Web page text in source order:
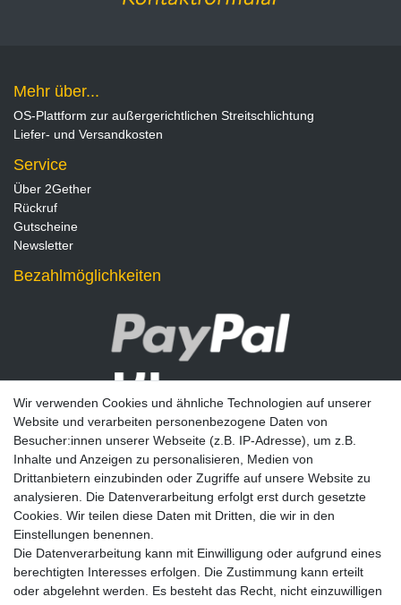
Mehr über...
OS-Plattform zur außergerichtlichen Streitschlichtung
Liefer- und Versandkosten
Service
Über 2Gether
Rückruf
Gutscheine
Newsletter
Bezahlmöglichkeiten
Newsletter
E-MAIL **
Einwilligung kann ich jederzeit widerrufen.**
Wir verwenden Cookies und ähnliche Technologien auf unserer
Website und verarbeiten personenbezogene Daten von
Besucher:innen unserer Webseite (z.B. IP-Adresse), um z.B.
Inhalte und Anzeigen zu personalisieren, Medien von
Drittanbietern einzubinden oder Zugriffe auf unsere Website zu
analysieren. Die Datenverarbeitung erfolgt erst durch gesetzte
Cookies. Wir teilen diese Daten mit Dritten, die wir in den
Einstellungen benennen.
Die Datenverarbeitung kann mit Einwilligung oder aufgrund eines
berechtigten Interesses erfolgen. Die Zustimmung kann erteilt
oder abgelehnt werden. Es besteht das Recht, nicht einzuwilligen